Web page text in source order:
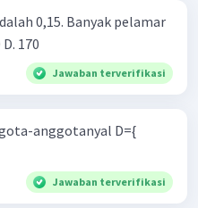
0,15. Banyak pelamar
170
Jawaban terverifikasi
anggotanyal D={
Jawaban terverifikasi